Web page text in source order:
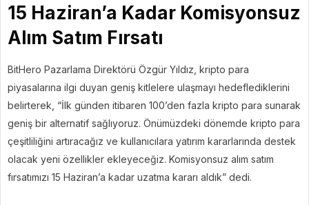
15 Haziran’a Kadar Komisyonsuz
Alım Satım Fırsatı
BitHero Pazarlama Direktörü Özgür Yıldız, kripto para
piyasalarına ilgi duyan geniş kitlelere ulaşmayı hedeflediklerini
belirterek, “İlk günden itibaren 100’den fazla kripto para sunarak
geniş bir alternatif sağlıyoruz. Önümüzdeki dönemde kripto para
çeşitliliğini artıracağız ve kullanıcılara yatırım kararlarında destek
olacak yeni özellikler ekleyeceğiz. Komisyonsuz alım satım
fırsatımızı 15 Haziran’a kadar uzatma kararı aldık” dedi.